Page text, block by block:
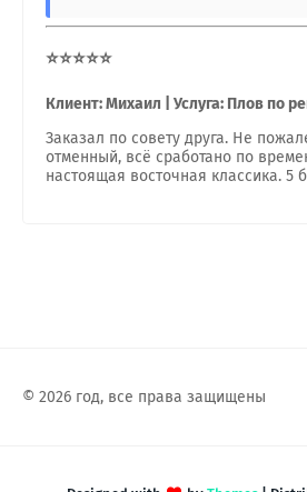
⭐⭐⭐⭐⭐
Клиент: Михаил | Услуга: Плов по
Заказал по совету друга. Не
отменный, всё сработано по
настоящая восточная классика. 5
© 2026 год, все права защищены